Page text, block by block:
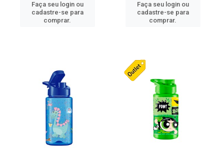
Faça seu login ou
cadastre-se para
comprar.
Faça seu login ou
cadastre-se para
comprar.